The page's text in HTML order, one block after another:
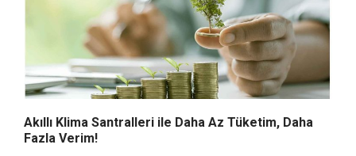
Akıllı Klima Santralleri ile Daha Az Tüketim, Daha
Fazla Verim!